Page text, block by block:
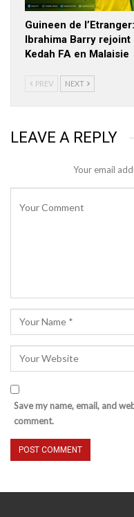
Guineen de l’Etranger:
Ibrahima Barry rejoint
Kedah FA en Malaisie
PREV NEXT
LEAVE A REPLY
Your email
Save my name, email, and
comment.